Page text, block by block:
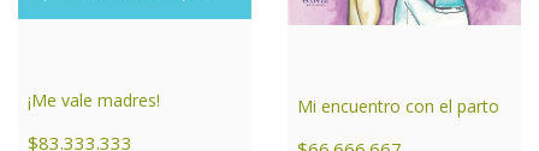
¡Me vale madres!
$83.333.333
Mi encuentro con el parto